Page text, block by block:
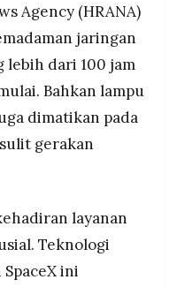
Agency (HRANA)
jaringan
dari 100 jam
Bahkan lampu
dimatikan pada
gerakan
layanan
Teknologi
ini